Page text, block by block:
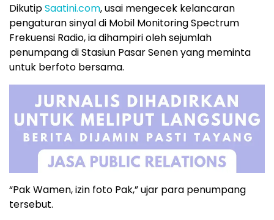
DikutipSaatini.com, usai mengecek kelancaran
pengaturan sinyal di Mobil Monitoring Spectrum
Frekuensi Radio, ia dihampiri oleh sejumlah
penumpang di Stasiun Pasar Senen yang meminta
untuk berfoto bersama.
“Pak Wamen, izin foto Pak,” ujar para penumpang
tersebut.